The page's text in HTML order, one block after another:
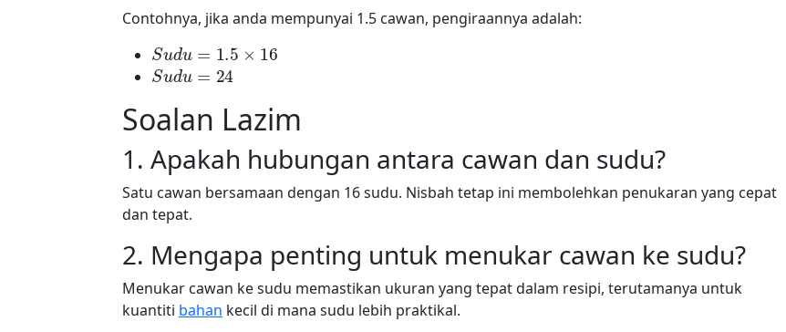
Contohnya, jika anda mempunyai 1.5 cawan, pengiraannya adalah:
Su d ×
Sudu =24
Soalan Lazim
1. Apakah hubungan antara cawan dan sudu?
Satu cawan bersamaan dengan 16 sudu. Nisbah tetap ini membolehkan penukaran yang cepat
dan tepat.
2. Mengapa penting untuk menukar cawan ke sudu?
Menukar cawan ke sudu memastikan ukuran yang tepat dalam resipi, terutamanya untuk
kuantiti bahan kecil di mana sudu lebih praktikal.